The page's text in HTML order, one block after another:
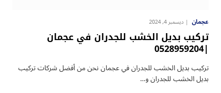
عجمان ديسمبر 4, 2024
تركيب بديل الخشب للجدران في عجمان
|0528959204
تركيب بديل الخشب للجدران في عجمان نحن من أفضل شركات تركيب
بديل الخشب للجدران و…